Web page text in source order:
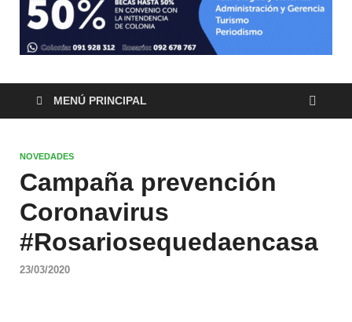
MENÚ PRINCIPAL
NOVEDADES
Campaña prevención
Coronavirus
#Rosariosequedaencasa
23/03/2020